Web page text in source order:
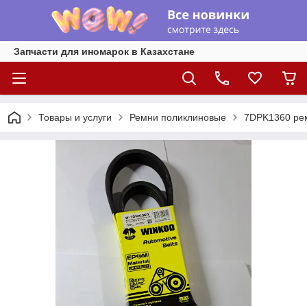
Запчасти для иномарок в Казахстане
Товары и услуги Ремни поликлиновые 7DPK1360